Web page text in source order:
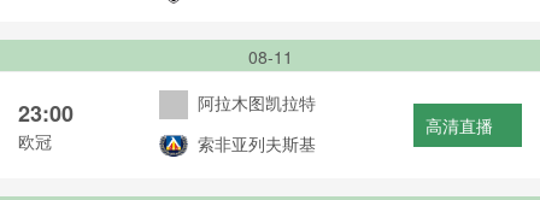
08-11
23:00
欧冠
阿拉木图凯拉特
索非亚列夫斯基
高清直播